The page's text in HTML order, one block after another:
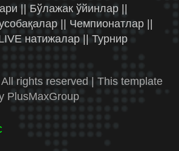
|| Бўлажак ўйинлар ||
|| Чемпионатлар ||
натижалар || Турнир
rights reserved | This template
PlusMaxGroup